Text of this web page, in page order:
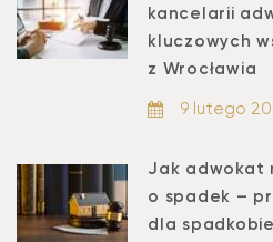
kancelarii
kluczowych
z Wrocławia
9 lutego
Jak adwokat
o spadek –
dla